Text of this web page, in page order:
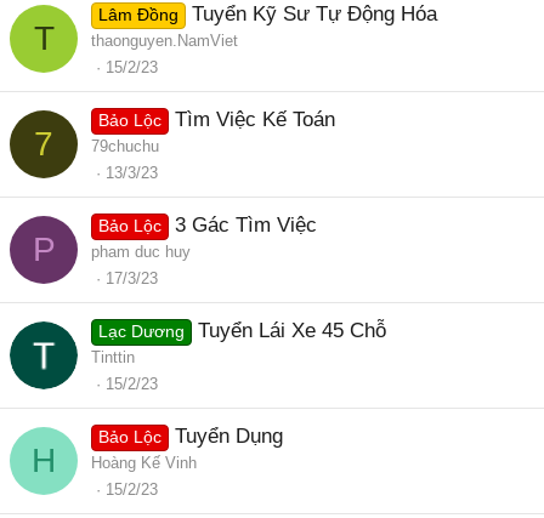
T
Lâm Đồng Tuyển Kỹ Sư Tự Động Hóa
thaonguyen.NamViet
15/2/23
7
Bảo Lộc Tìm Việc Kế Toán
79chuchu
13/3/23
P
Bảo Lộc 3 Gác Tìm Việc
pham duc huy
17/3/23
Lạc Dương Tuyển Lái Xe 45 Chỗ
Tinttin
15/2/23
H
Bảo Lộc Tuyển Dụng
Hoàng Kế Vinh
15/2/23